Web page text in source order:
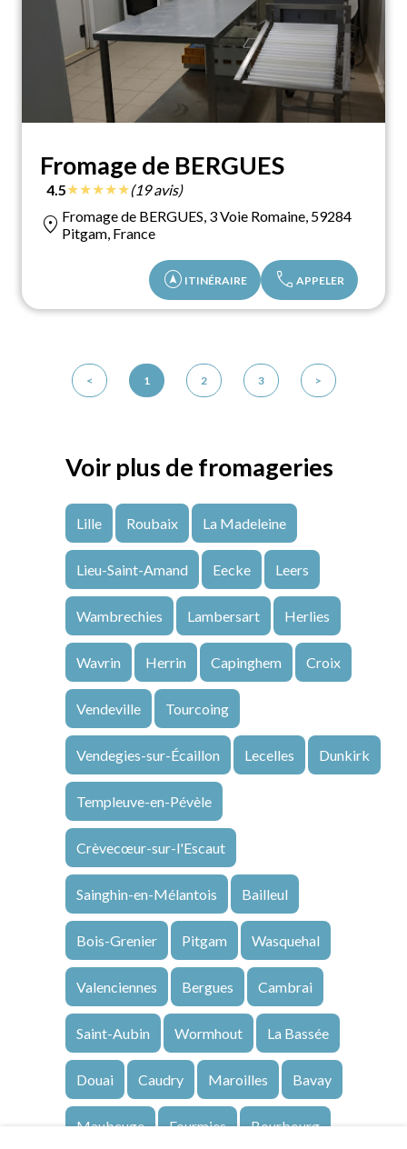
Fromage de BERGUES
4.5★★★★★(19 avis)
location_on Fromage de BERGUES, 3 Voie Romaine, 59284
Pitgam, France
assistant_navigation ITINÉRAIRE call APPELER
< 1 2 3 >
Voir plus de fromageries
Lille Roubaix La Madeleine
Lieu-Saint-Amand Eecke Leers
Wambrechies Lambersart Herlies
Wavrin Herrin Capinghem Croix
Vendeville Tourcoing
Vendegies-sur-Écaillon Lecelles Dunkirk
Templeuve-en-Pévèle
Crèvecœur-sur-l'Escaut
Sainghin-en-Mélantois Bailleul
Bois-Grenier Pitgam Wasquehal
Valenciennes Bergues Cambrai
Saint-Aubin Wormhout La Bassée
Douai Caudry Maroilles Bavay
Maubeuge Fourmies Bourbourg